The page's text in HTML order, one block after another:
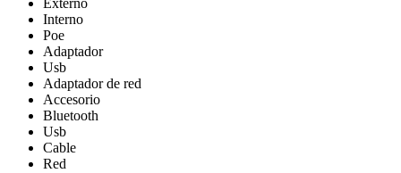
Interno
Poe
Adaptador
Usb
Adaptador de red
Accesorio
Bluetooth
Usb
Cable
Red